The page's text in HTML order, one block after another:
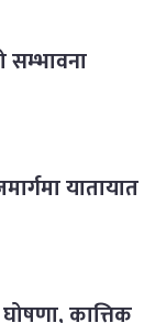
सम्भावना
यातायात
कात्तिक